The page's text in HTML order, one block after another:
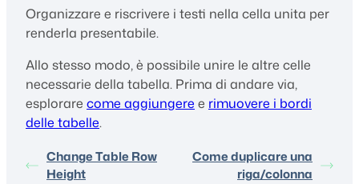
Organizzare e riscrivere i testi nella cella unita per
renderla presentabile.
Allo stesso modo, è possibile unire le altre celle
necessarie della tabella. Prima di andare via,
esplorare come aggiungere e rimuovere i bordi
delle tabelle.
Change Table Row
Height
Come duplicare una
riga/colonna